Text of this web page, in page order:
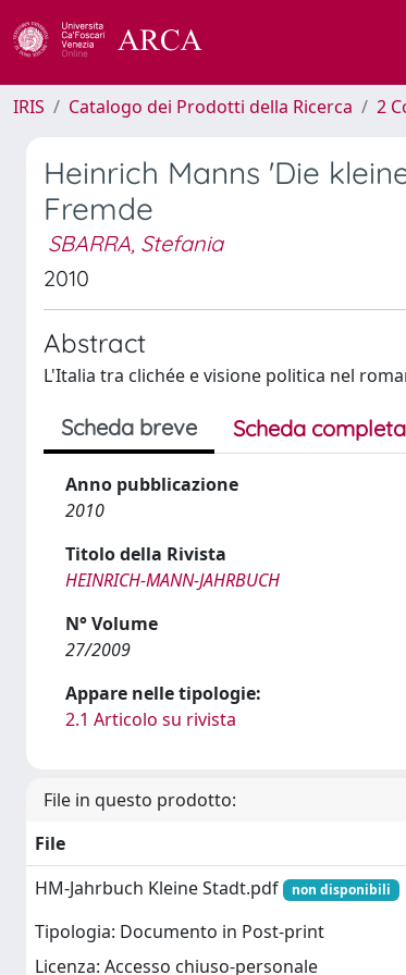
IRIS Catalogo dei Prodotti della Ricerca 2
Heinrich Manns 'Die
Fremde
SBARRA, Stefania
2010
Abstract
L'Italia tra clichée e visione politica nel
Scheda breve Scheda completa
Anno pubblicazione
2010
Titolo della Rivista
HEINRICH-MANN-JAHRBUCH
N° Volume
27/2009
Appare nelle tipologie:
2.1 Articolo su rivista
File in questo prodotto:
File
HM-Jahrbuch Kleine Stadt.pdf
non disponibili
Tipologia: Documento in Post-print
Licenza: Accesso chiuso-personale